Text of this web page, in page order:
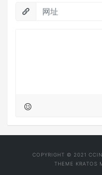
COPYRIGHT © 2021
THEME KRATOS